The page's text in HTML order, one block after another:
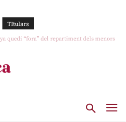
TItulars
quedi “fora” del repartiment dels menors